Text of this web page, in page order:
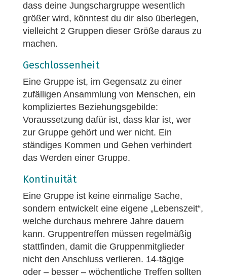
dass deine Jungschargruppe wesentlich
größer wird, könntest du dir also überlegen,
vielleicht 2 Gruppen dieser Größe daraus zu
machen.
Geschlossenheit
Eine Gruppe ist, im Gegensatz zu einer
zufälligen Ansammlung von Menschen, ein
kompliziertes Beziehungsgebilde:
Voraussetzung dafür ist, dass klar ist, wer
zur Gruppe gehört und wer nicht. Ein
ständiges Kommen und Gehen verhindert
das Werden einer Gruppe.
Kontinuität
Eine Gruppe ist keine einmalige Sache,
sondern entwickelt eine eigene „Lebenszeit“,
welche durchaus mehrere Jahre dauern
kann. Gruppentreffen müssen regelmäßig
stattfinden, damit die Gruppenmitglieder
nicht den Anschluss verlieren. 14-tägige
oder – besser – wöchentliche Treffen sollten